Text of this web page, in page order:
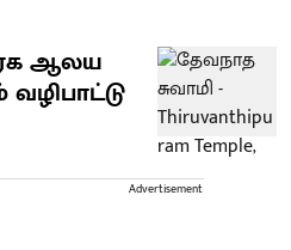
ஆலய
Advertisement